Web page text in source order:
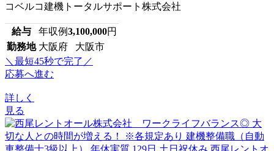
コベルコ建機トータルサポート株式会社
給与 年収例3,100,000円
勤務地 大阪府 大阪市
＼最短45秒で完了／
応募へ進む
詳しく
見る